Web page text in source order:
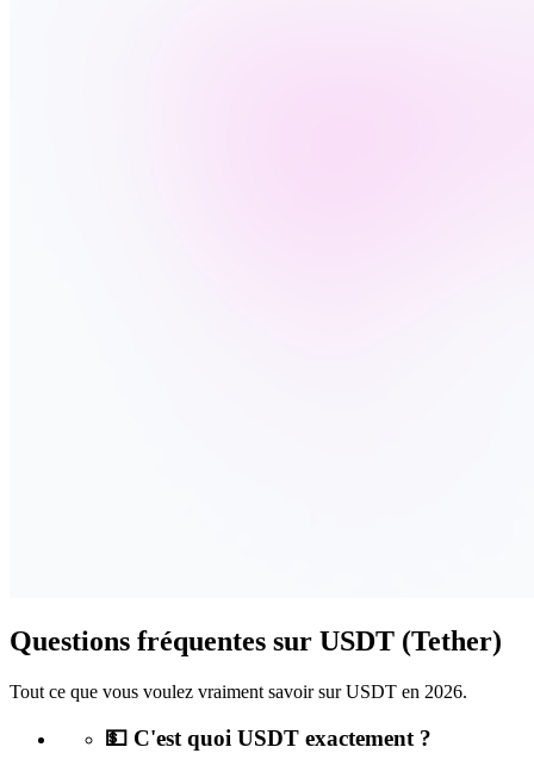
Questions fréquentes sur USDT (Tether)
Tout ce que vous voulez vraiment savoir sur USDT en 2026.
💵 C'est quoi USDT exactement ?